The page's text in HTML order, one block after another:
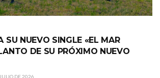
SU NUEVO SINGLE «EL MAR
DE SU PRÓXIMO NUEVO
DE 2026